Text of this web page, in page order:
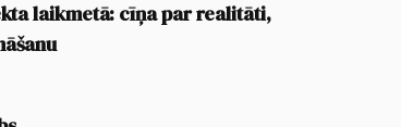
laikmetā: cīņa par realitāti,